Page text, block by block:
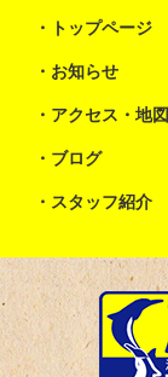
トップページ
お知らせ
アクセス・地図
ブログ
スタッフ紹介